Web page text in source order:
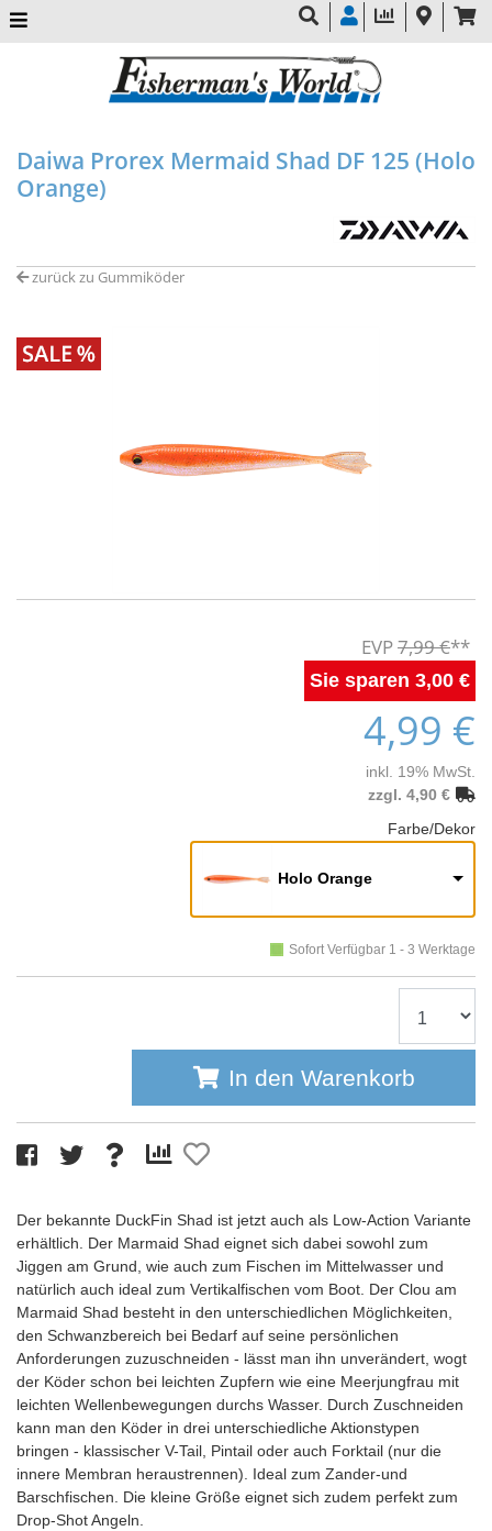
Daiwa Prorex Mermaid Shad DF 125 (Holo
Orange)
zurück zu Gummiköder
7,99 €
3,00 €
4,99 €
inkl. 19% MwSt.
zzgl. 4,90 €
Farbe/Dekor
Holo Orange
Sofort Verfügbar 1 - 3 Werktage
In den Warenkorb
Der bekannte DuckFin Shad ist jetzt auch als Low-Action Variante
erhältlich. Der Marmaid Shad eignet sich dabei sowohl zum
Jiggen am Grund, wie auch zum Fischen im Mittelwasser und
natürlich auch ideal zum Vertikalfischen vom Boot. Der Clou am
Marmaid Shad besteht in den unterschiedlichen Möglichkeiten,
den Schwanzbereich bei Bedarf auf seine persönlichen
Anforderungen zuzuschneiden - lässt man ihn unverändert, wogt
der Köder schon bei leichten Zupfern wie eine Meerjungfrau mit
leichten Wellenbewegungen durchs Wasser. Durch Zuschneiden
kann man den Köder in drei unterschiedliche Aktionstypen
bringen - klassischer V-Tail, Pintail oder auch Forktail (nur die
innere Membran heraustrennen). Ideal zum Zander-und
Barschfischen. Die kleine Größe eignet sich zudem perfekt zum
Drop-Shot Angeln.